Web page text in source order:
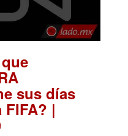
sus días
FIFA? |